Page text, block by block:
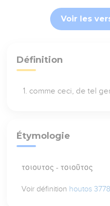
Voir les
Définition
comme ceci, de tel
Étymologie
τοιουτος - τοιοῦτος
Voir définition houtos 3778